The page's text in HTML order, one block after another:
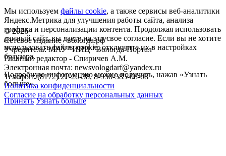
©2026
Сетевое издание "вологда.рф"
Учредитель: МАУ "ИИЦ "Вологда-Портал"
Главный редактор - Спиричев А.М.
Электронная почта: newsvologdarf@yandex.ru
Телефон: (8172) 21-20-38, 8-958-585-08-08
Политика конфиденциальности
Согласие на обработку персональных данных
Мы используем файлы cookie, а также сервисы веб-аналитики
Яндекс.Метрика для улучшения работы сайта, анализа
трафика и персонализации контента. Продолжая использовать
данный сайт, вы даете на это свое согласие. Если вы не хотите
использовать файлы cookie, отключите их в настройках
браузера.
Подробную информацию можно получить, нажав «Узнать
больше».
Принять Узнать больше